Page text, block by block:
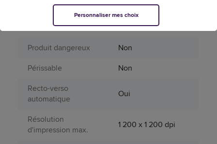
année N
11,6
Produit dangereux
Non
Périssable
Non
Recto-verso
automatique
Oui
Résolution
d'impression max.
1 200 x 1 200 dpi
Personnaliser mes choix